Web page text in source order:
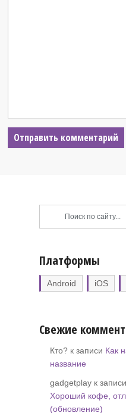
Платформы
Android iOS
Свежие
Кто? к записи Как
название
gadgetplay к записи
Хороший кофе,
(обновление)